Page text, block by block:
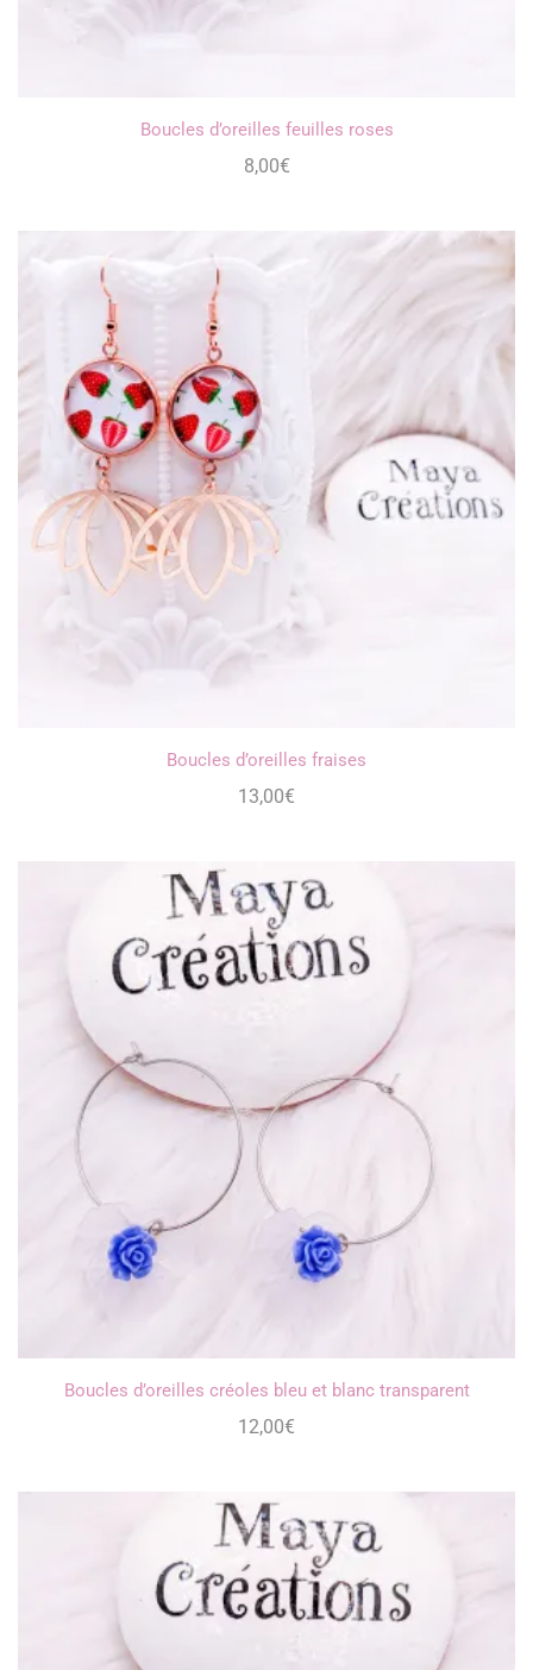
Boucles d’oreilles feuilles roses
8,00€
Boucles d’oreilles fraises
13,00€
Boucles d’oreilles créoles bleu et blanc transparent
12,00€